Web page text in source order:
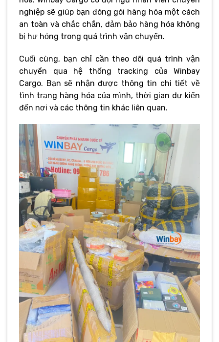
nghiệp sẽ giúp bạn đóng gói hàng hóa một cách
an toàn và chắc chắn, đảm bảo hàng hóa không
bị hư hỏng trong quá trình vận chuyển.
Cuối cùng, bạn chỉ cần theo dõi quá trình vận
chuyển qua hệ thống tracking của Winbay
Cargo. Bạn sẽ nhận được thông tin chi tiết về
tình trạng hàng hóa của mình, thời gian dự kiến
đến nơi và các thông tin khác liên quan.